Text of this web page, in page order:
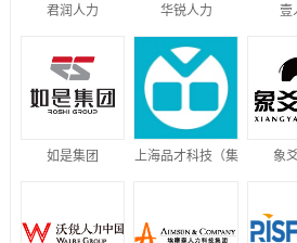
君润人力 华锐人力 壹
如是集团 上海品才科技（集 象